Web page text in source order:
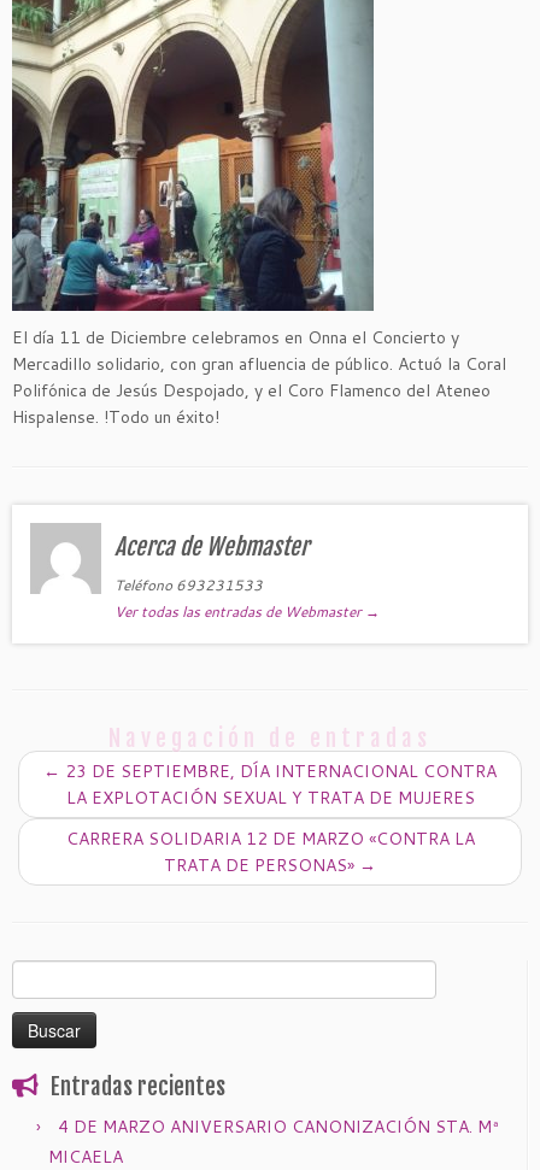
El día 11 de Diciembre celebramos en Onna el Concierto y
Mercadillo solidario, con gran afluencia de público. Actuó la Coral
Polifónica de Jesús Despojado, y el Coro Flamenco del Ateneo
Hispalense. !Todo un éxito!
Acerca de Webmaster
Teléfono 693231533
Ver todas las entradas de Webmaster →
Navegación de entradas
← 23 DE SEPTIEMBRE, DÍA INTERNACIONAL CONTRA
LA EXPLOTACIÓN SEXUAL Y TRATA DE MUJERES
CARRERA SOLIDARIA 12 DE MARZO «CONTRA LA
TRATA DE PERSONAS» →
Entradas recientes
4 DE MARZO ANIVERSARIO CANONIZACIÓN STA. Mª
MICAELA